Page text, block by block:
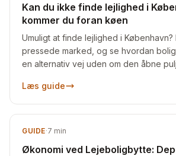
Kan du ikke finde lejlighed i
kommer du foran køen
Umuligt at finde lejlighed i København?
pressede marked, og se hvordan
en alternativ vej uden om den åbne
Læs guide
GUIDE·7 min
Økonomi ved Lejeboligbytte: